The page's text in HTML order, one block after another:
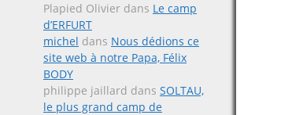
Plapied Olivier dans Le camp
d’ERFURT
michel dans Nous dédions ce
site web à notre Papa, Félix
BODY
philippe jaillard dans SOLTAU,
le plus grand camp de